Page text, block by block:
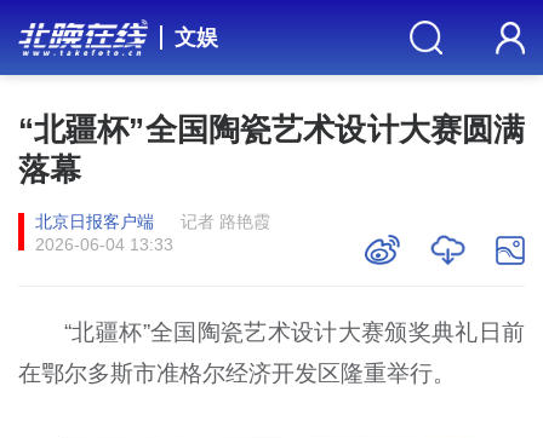
文娱
“北疆杯”全国陶瓷艺术设计大赛圆满
落幕
北京日报客户端
记者 路艳霞
2026-06-04 13:33
“北疆杯”全国陶瓷艺术设计大赛颁奖典礼日前
在鄂尔多斯市准格尔经济开发区隆重举行。